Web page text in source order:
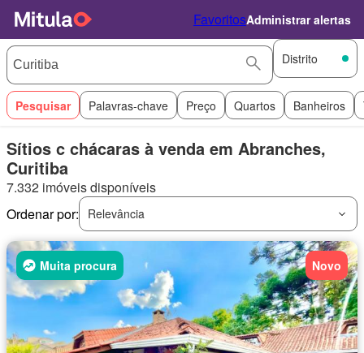
FavoritosAdministrar alertas
Distrito
Pesquisar Palavras-chave Preço Quartos Banheiros
Sítios c chácaras à venda em Abranches,
Curitiba
7.332 imóveis disponíveis
Ordenar por:
Relevância
Muita procura Novo